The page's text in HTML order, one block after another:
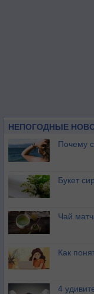
НЕПОГОДНЫЕ
Почему
Букет
Чай
Как
4